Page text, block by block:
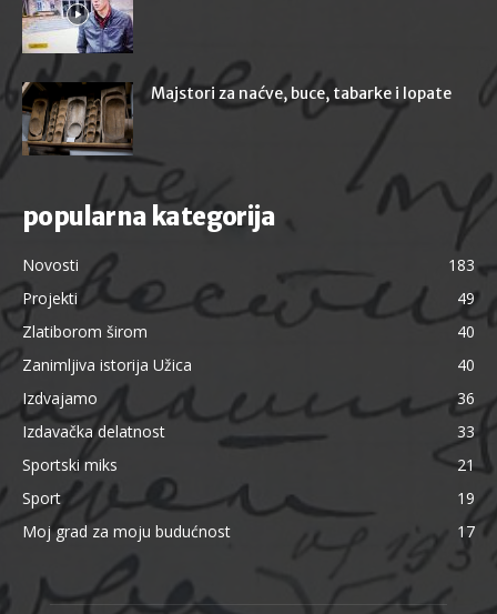
Majstori za naćve, buce, tabarke i lopate
popularna kategorija
Novosti
183
Projekti
49
Zlatiborom širom
40
Zanimljiva istorija Užica
40
Izdvajamo
36
Izdavačka delatnost
33
Sportski miks
21
Sport
19
Moj grad za moju budućnost
17